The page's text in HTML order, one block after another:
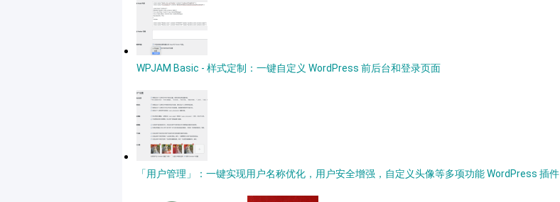
WPJAM Basic - 样式定制：一键自定义 WordPress 前后台和登录页面
「用户管理」：一键实现用户名称优化，用户安全增强，自定义头像等多项功能 WordPress 插件